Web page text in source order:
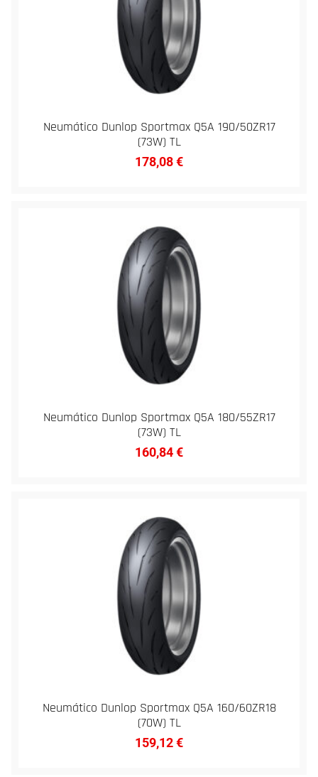
Neumático Dunlop Sportmax Q5A 190/50ZR17
(73W) TL
178,08€
Neumático Dunlop Sportmax Q5A 180/55ZR17
(73W) TL
160,84€
Neumático Dunlop Sportmax Q5A 160/60ZR18
(70W) TL
159,12€